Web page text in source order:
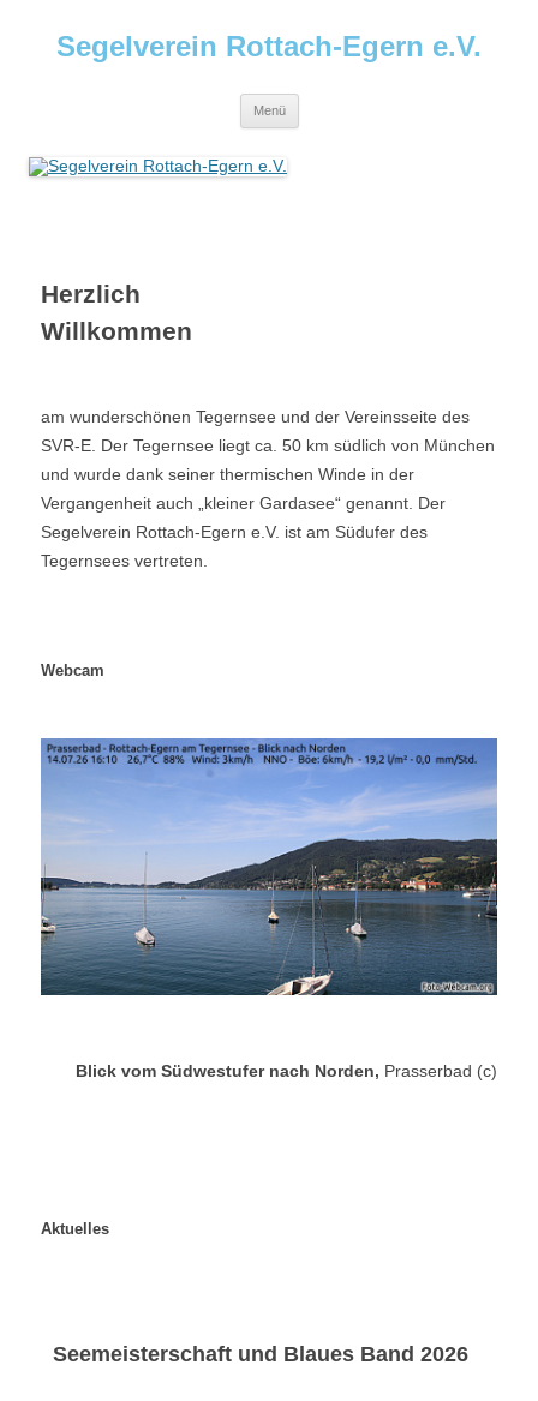
Segelverein Rottach-Egern e.V.
Menü
Herzlich
Willkommen
am wunderschönen Tegernsee und der Vereinsseite des
SVR-E. Der Tegernsee liegt ca. 50 km südlich von München
und wurde dank seiner thermischen Winde in der
Vergangenheit auch „kleiner Gardasee“ genannt. Der
Segelverein Rottach-Egern e.V. ist am Südufer des
Tegernsees vertreten.
Webcam
Blick vom Südwestufer nach Norden, Prasserbad (c)
Aktuelles
Seemeisterschaft und Blaues Band 2026